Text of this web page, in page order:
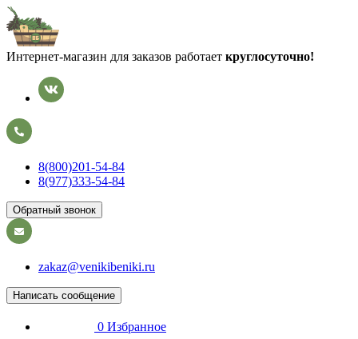
Интернет-магазин для заказов работает круглосуточно!
8(800)201-54-84
8(977)333-54-84
Обратный звонок
zakaz@venikibeniki.ru
Написать сообщение
0 Избранное